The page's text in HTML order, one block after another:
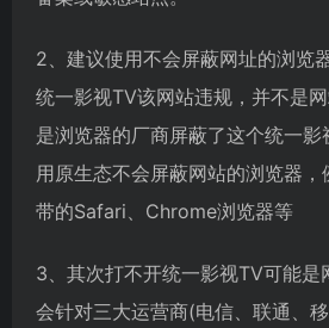
2、建议使用不会屏蔽网址的浏览
统一影视TV该网站违规，并不是
是浏览器的厂商屏蔽了这个统一
用原生态不会屏蔽网站的浏览器
带的Safari、Chrome浏览器等
3、其次打不开统一影视TV可能是
会针对三大运营商(电信、联通、